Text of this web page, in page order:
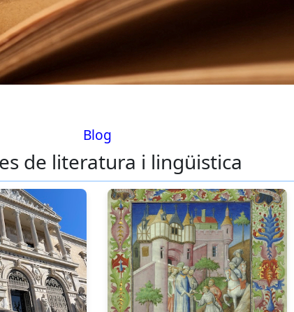
Blog
de literatura i lingüistica